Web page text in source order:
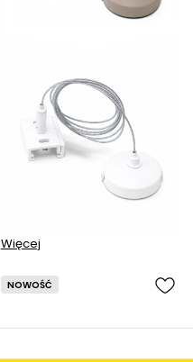
Więcej
NOWOŚĆ